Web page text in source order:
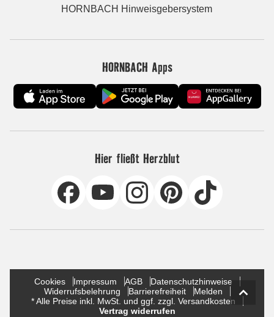
HORNBACH Hinweisgebersystem
HORNBACH Apps
Hier fließt Herzblut
Cookies Impressum AGB
Datenschutzhinweise
Widerrufsbelehrung
Barrierefreiheit
Melden
* Alle Preise inkl. MwSt. und ggf. zzgl. Versandkosten
Vertrag widerrufen